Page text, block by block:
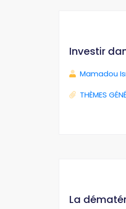
Investir
Mamadou
THÈMES
La